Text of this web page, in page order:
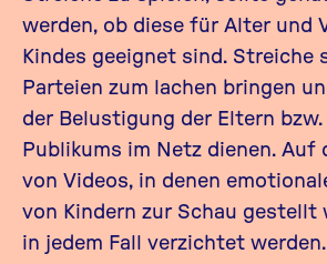
werden, ob diese für Alter und
Kindes geeignet sind. Streiche
Parteien zum lachen bringen
der Belustigung der Eltern bzw.
Publikums im Netz dienen. Auf
von Videos, in denen
von Kindern zur Schau gestellt
in jedem Fall verzichtet werden.